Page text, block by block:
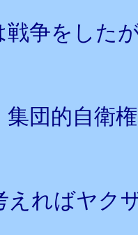
戦争をした
集団的自衛
えればヤク